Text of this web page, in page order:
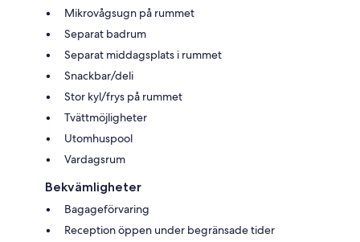
Mikrovågsugn på rummet
Separat badrum
Separat middagsplats i rummet
Snackbar/deli
Stor kyl/frys på rummet
Tvättmöjligheter
Utomhuspool
Vardagsrum
Bekvämligheter
Bagageförvaring
Reception öppen under begränsade tider